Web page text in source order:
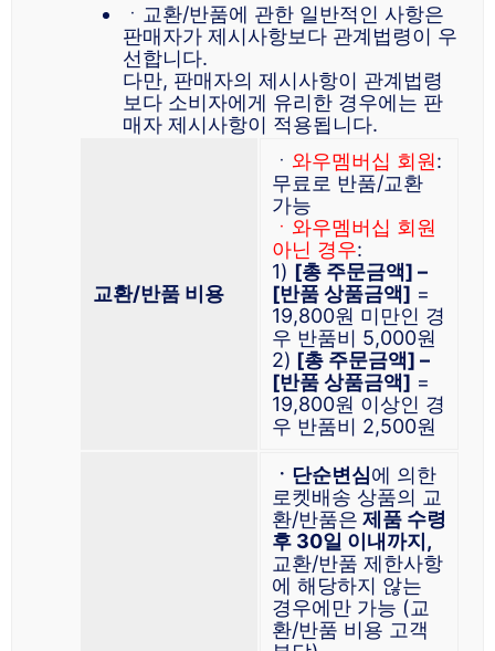
ㆍ교환/반품에 관한 일반적인 사항은
판매자가 제시사항보다 관계법령이 우
선합니다.
다만, 판매자의 제시사항이 관계법령
보다 소비자에게 유리한 경우에는 판
매자 제시사항이 적용됩니다.
교환/반품 비용
ㆍ 와우멤버십 회원:
무료로 반품/교환
가능
ㆍ와우멤버십 회원
아닌 경우:
1) [총 주문금액] –
[반품 상품금액] =
19,800원 미만인 경
우 반품비 5,000원
2) [총 주문금액] –
[반품 상품금액] =
19,800원 이상인 경
우 반품비 2,500원
ㆍ단순변심에 의한
로켓배송 상품의 교
환/반품은 제품 수령
후 30일 이내까지,
교환/반품 제한사항
에 해당하지 않는
경우에만 가능 (교
환/반품 비용 고객